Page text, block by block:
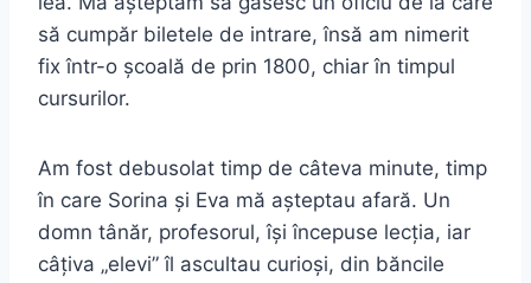
să cumpăr biletele de intrare, însă am nimerit
fix într-o școală de prin 1800, chiar în timpul
cursurilor.
Am fost debusolat timp de câteva minute, timp
în care Sorina și Eva mă așteptau afară. Un
domn tânăr, profesorul, își începuse lecția, iar
câțiva „elevi” îl ascultau curioși, din băncile